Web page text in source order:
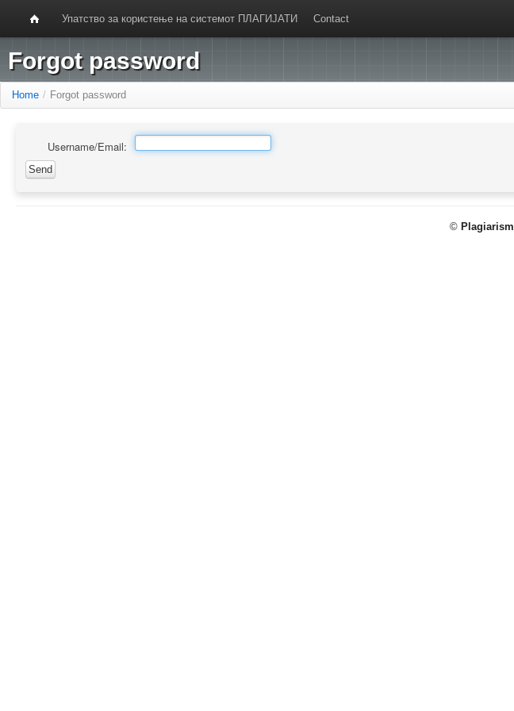
Упатство за користење на системот ПЛАГИЈАТИ Contact
Forgot password
Home / Forgot password
Username/Email:
© Plagiarism